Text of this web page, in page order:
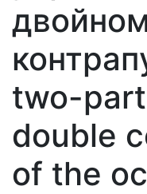
two-
double
of the